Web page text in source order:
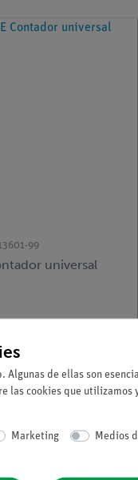
99
universal
de ellas son
las cookies que utilizamos
Marketing Medios